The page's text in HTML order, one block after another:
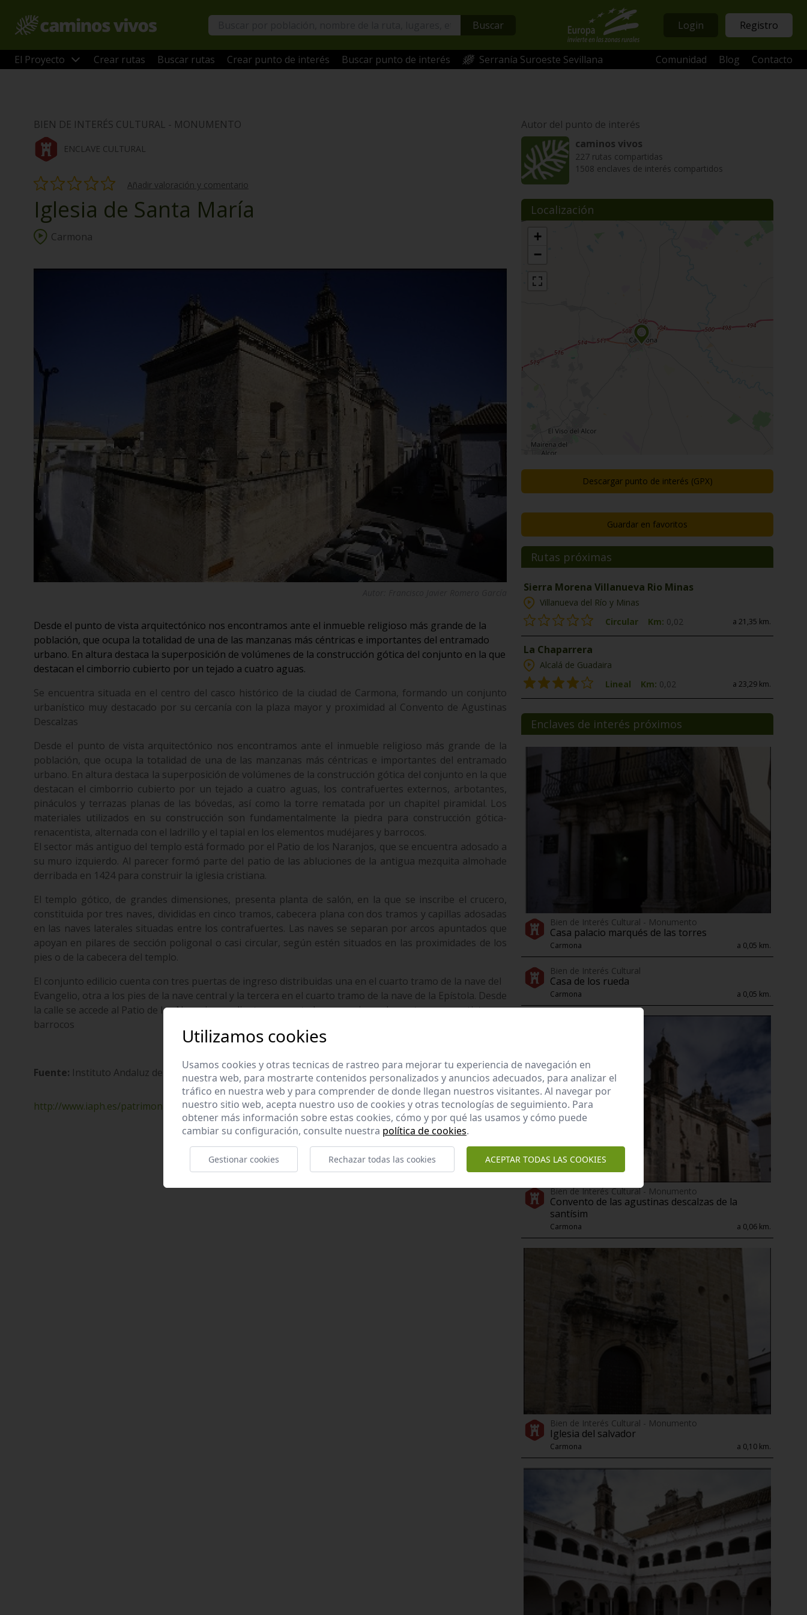
Buscar Login Registro
El Proyecto Crear rutas Buscar rutas Crear punto de interés Buscar punto de interés Serranía Suroeste Sevillana Comunidad Blog Contacto
BIEN DE INTERÉS CULTURAL - MONUMENTO
ENCLAVE CULTURAL
Añadir valoración y comentario
Iglesia de Santa María
Carmona
Desde el punto de vista arquitectónico nos encontramos ante el inmueble religioso más grande de la
población, que ocupa la totalidad de una de las manzanas más céntricas e importantes del entramado
urbano. En altura destaca la superposición de volúmenes de la construcción gótica del conjunto en la que
destacan el cimborrio cubierto por un tejado a cuatro aguas.
Se encuentra situada en el centro del casco histórico de la ciudad de Carmona, formando un conjunto
urbanístico muy destacado por su cercanía con la plaza mayor y proximidad al Convento de Agustinas
Descalzas
Desde el punto de vista arquitectónico nos encontramos ante el inmueble religioso más grande de la
población, que ocupa la totalidad de una de las manzanas más céntricas e importantes del entramado
urbano. En altura destaca la superposición de volúmenes de la construcción gótica del conjunto en la que
destacan el cimborrio cubierto por un tejado a cuatro aguas, los contrafuertes externos, arbotantes,
pináculos y terrazas planas de las bóvedas, así como la torre rematada por un chapitel piramidal. Los
materiales utilizados en su construcción son fundamentalmente la piedra para construcción gótica-
renacentista, alternada con el ladrillo y el tapial en los elementos mudéjares y barrocos.
El sector más antiguo del templo está formado por el Patio de los Naranjos, que se encuentra adosado a
su muro izquierdo. Al parecer formó parte del patio de las abluciones de la antigua mezquita almohade
derribada en 1424 para construir la iglesia cristiana.
El templo gótico, de grandes dimensiones, presenta planta de salón, en la que se inscribe el crucero,
constituida por tres naves, divididas en cinco tramos, cabecera plana con dos tramos y capillas adosadas
en las naves laterales situadas entre los contrafuertes. Las naves se separan por arcos apuntados que
apoyan en pilares de sección poligonal o casi circular, según estén situados en las proximidades de los
pies o de la cabecera del templo.
El conjunto edilicio cuenta con tres puertas de ingreso distribuidas una en el cuarto tramo de la nave del
Evangelio, otra a los pies de la nave central y la tercera en el cuarto tramo de la nave de la Epístola. Desde
la calle se accede al Patio de los Naranjos mediante una portada que conjuga elementos renacentistas y
barrocos
Fuente: Instituto Andaluz de Patrimonio Histórico. Consejería de Educación, Cultura y Deporte.
http://www.iaph.es/patrimonio-inmueble-andalucia/resumen.do?id=i17865
Enviar valoración y comentario
Autor del punto de interés
caminos vivos
227 rutas compartidas
1508 enclaves de interés compartidos
Localización
+
−
Descargar punto de interés (GPX)
Guardar en favoritos
Rutas próximas
Sierra Morena Villanueva Rio Minas
Villanueva del Río y Minas
Circular
Km: 0,02 a 21,35 km.
La Chaparrera
Alcalá de Guadaira
Lineal
Km: 0,02 a 23,29 km.
Enclaves de interés próximos
Bien de Interés Cultural - Monumento
Casa palacio marqués de las torres
Carmona a 0,05 km.
Bien de Interés Cultural
Casa de los rueda
Carmona a 0,05 km.
Bien de Interés Cultural - Monumento
Convento de las agustinas descalzas de la
santísim
Carmona a 0,06 km.
Bien de Interés Cultural - Monumento
Iglesia del salvador
Carmona a 0,10 km.
Utilizamos cookies
Usamos cookies y otras tecnicas de rastreo para mejorar tu experiencia de navegación en
nuestra web, para mostrarte contenidos personalizados y anuncios adecuados, para analizar el
tráfico en nuestra web y para comprender de donde llegan nuestros visitantes. Al navegar por
nuestro sitio web, acepta nuestro uso de cookies y otras tecnologías de seguimiento. Para
obtener más información sobre estas cookies, cómo y por qué las usamos y cómo puede
cambiar su configuración, consulte nuestra política de cookies.
Gestionar cookies Rechazar todas las cookies ACEPTAR TODAS LAS COOKIES